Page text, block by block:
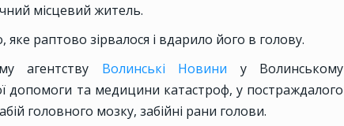
місцевий житель.
раптово зірвалося і вдарило його в голову.
агентству Волинські Новини у Волинському
допомоги та медицини катастроф, у постраждалого
головного мозку, забійні рани голови.